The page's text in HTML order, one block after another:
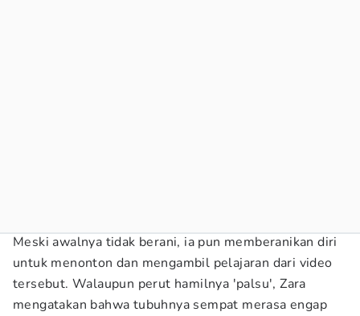
Meski awalnya tidak berani, ia pun memberanikan diri
untuk menonton dan mengambil pelajaran dari video
tersebut. Walaupun perut hamilnya 'palsu', Zara
mengatakan bahwa tubuhnya sempat merasa engap